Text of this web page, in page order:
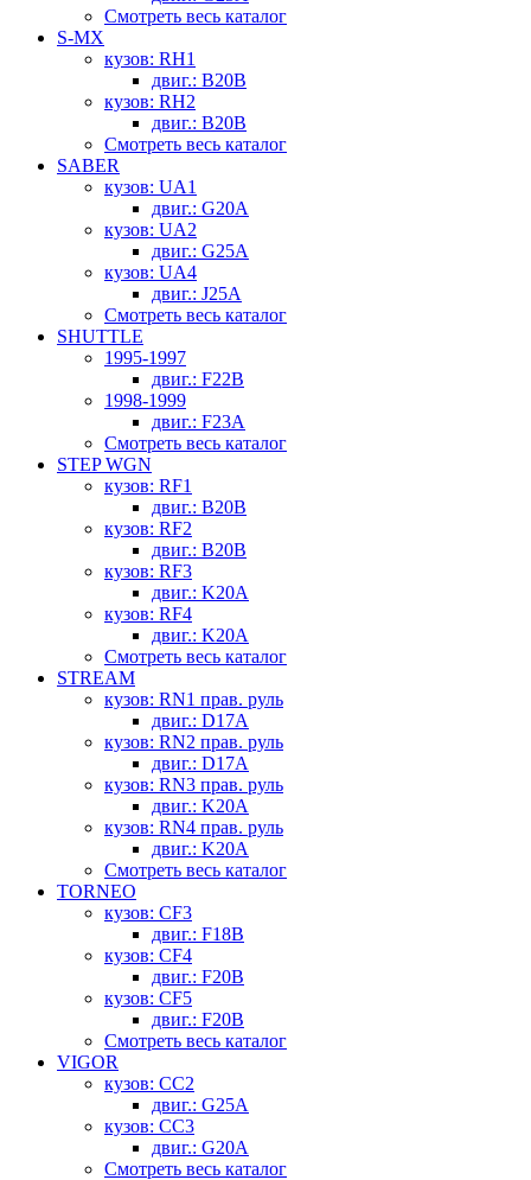
Смотреть весь каталог
S-MX
кузов: RH1
двиг.: B20B
кузов: RH2
двиг.: B20B
Смотреть весь каталог
SABER
кузов: UA1
двиг.: G20A
кузов: UA2
двиг.: G25A
кузов: UA4
двиг.: J25A
Смотреть весь каталог
SHUTTLE
1995-1997
двиг.: F22B
1998-1999
двиг.: F23A
Смотреть весь каталог
STEP WGN
кузов: RF1
двиг.: B20B
кузов: RF2
двиг.: B20B
кузов: RF3
двиг.: K20A
кузов: RF4
двиг.: K20A
Смотреть весь каталог
STREAM
кузов: RN1 прав. руль
двиг.: D17A
кузов: RN2 прав. руль
двиг.: D17A
кузов: RN3 прав. руль
двиг.: K20A
кузов: RN4 прав. руль
двиг.: K20A
Смотреть весь каталог
TORNEO
кузов: CF3
двиг.: F18B
кузов: CF4
двиг.: F20B
кузов: CF5
двиг.: F20B
Смотреть весь каталог
VIGOR
кузов: CC2
двиг.: G25A
кузов: CC3
двиг.: G20A
Смотреть весь каталог